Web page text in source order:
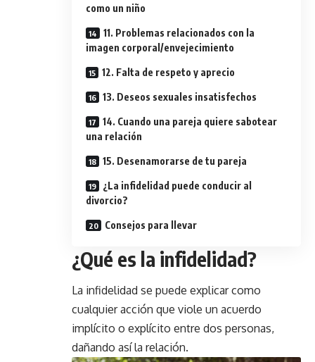
como un niño
11. Problemas relacionados con la
imagen corporal/envejecimiento
12. Falta de respeto y aprecio
13. Deseos sexuales insatisfechos
14. Cuando una pareja quiere sabotear
una relación
15. Desenamorarse de tu pareja
¿La infidelidad puede conducir al
divorcio?
Consejos para llevar
¿Qué es la infidelidad?
La infidelidad se puede explicar como
cualquier acción que viole un acuerdo
implícito o explícito entre dos personas,
dañando así la relación.